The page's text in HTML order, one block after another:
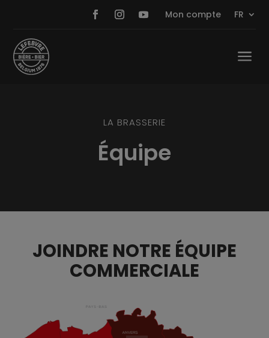
Mon compte FR
a
LA BRASSERIE
Équipe
JOINDRE NOTRE ÉQUIPE
COMMERCIALE